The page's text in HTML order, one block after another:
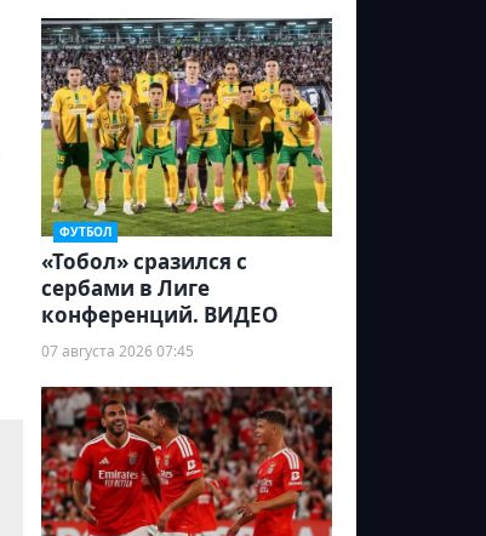
ФУТБОЛ
«Тобол» сразился с
сербами в Лиге
конференций. ВИДЕО
07 августа 2026 07:45